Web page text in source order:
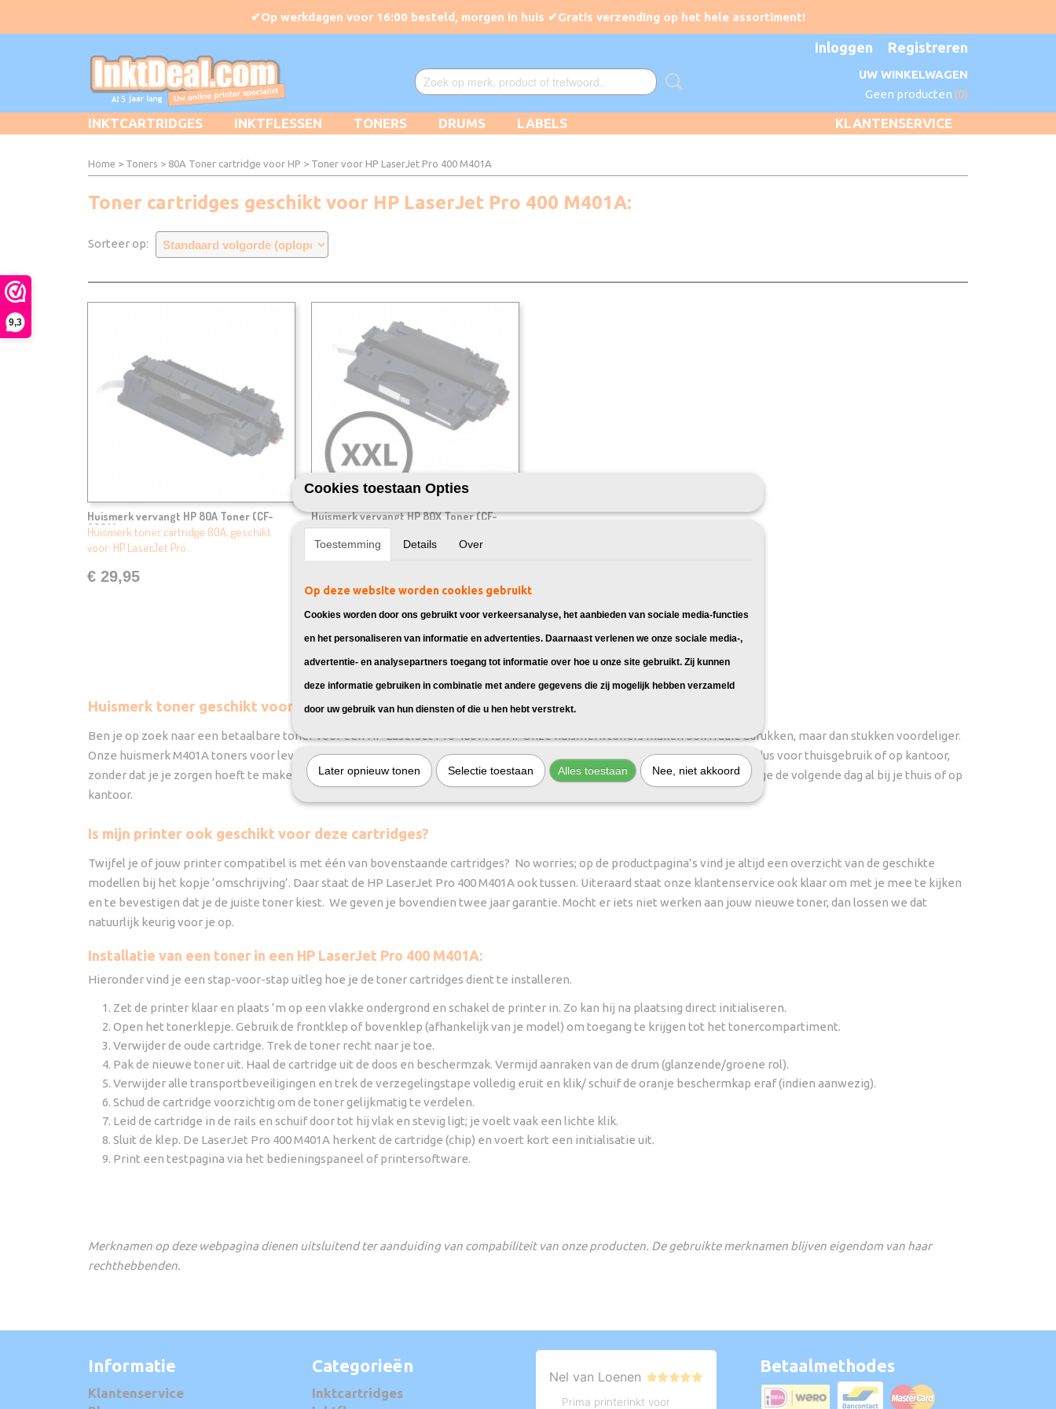
9,3
Inloggen Registreren
UW WINKELWAGEN
Geen producten (0)
KLANTENSERVICE
INKTCARTRIDGES INKTFLESSEN TONERS DRUMS LABELS
Home > Toners > 80A Toner cartridge voor HP > Toner voor HP LaserJet Pro 400 M401A
Toner cartridges geschikt voor HP LaserJet Pro 400 M401A:
Sorteer op:
Huismerk vervangt HP 80A Toner (CF-
280A)
Huismerk toner cartridge 80A, geschikt
voor: HP LaserJet Pro…
€ 29,95
Huismerk vervangt HP 80X Toner (CF-
280X)
Huismerk toner cartridge 80X, geschikt
voor: HP LaserJet Pro…
Huismerk toner geschikt voor HP LaserJet Pro 400 M401A
Ben je op zoek naar een betaalbare toner voor een HP LaserJet Pro 400 M401A? Onze huismerk toners maken ook fraaie adrukken, maar dan stukken voordeliger.
Onze huismerk M401A toners voor leveren tot wel 2500 pagina’s aan heldere, professionele afdrukken in zwart-wit. Perfect dus voor thuisgebruik of op kantoor,
zonder dat je je zorgen hoeft te maken over hoge printkosten. Bestel je voor 16:00 op werkdagen? Dan leveren we de cartridge de volgende dag al bij je thuis of op
kantoor.
Is mijn printer ook geschikt voor deze cartridges?
Twijfel je of jouw printer compatibel is met één van bovenstaande cartridges? No worries; op de productpagina’s vind je altijd een overzicht van de geschikte
modellen bij het kopje ‘omschrijving’. Daar staat de HP LaserJet Pro 400 M401A ook tussen. Uiteraard staat onze klantenservice ook klaar om met je mee te kijken
en te bevestigen dat je de juiste toner kiest. We geven je bovendien twee jaar garantie. Mocht er iets niet werken aan jouw nieuwe toner, dan lossen we dat
natuurlijk keurig voor je op.
Installatie van een toner in een HP LaserJet Pro 400 M401A:
Hieronder vind je een stap-voor-stap uitleg hoe je de toner cartridges dient te installeren.
Zet de printer klaar en plaats ‘m op een vlakke ondergrond en schakel de printer in. Zo kan hij na plaatsing direct initialiseren.
Open het tonerklepje. Gebruik de frontklep of bovenklep (afhankelijk van je model) om toegang te krijgen tot het tonercompartiment.
Verwijder de oude cartridge. Trek de toner recht naar je toe.
Pak de nieuwe toner uit. Haal de cartridge uit de doos en beschermzak. Vermijd aanraken van de drum (glanzende/groene rol).
Verwijder alle transportbeveiligingen en trek de verzegelingstape volledig eruit en klik/ schuif de oranje beschermkap eraf (indien aanwezig).
Schud de cartridge voorzichtig om de toner gelijkmatig te verdelen.
Leid de cartridge in de rails en schuif door tot hij vlak en stevig ligt; je voelt vaak een lichte klik.
Sluit de klep. De LaserJet Pro 400 M401A herkent de cartridge (chip) en voert kort een initialisatie uit.
Print een testpagina via het bedieningspaneel of printersoftware.
Merknamen op deze webpagina dienen uitsluitend ter aanduiding van compabiliteit van onze producten. De gebruikte merknamen blijven eigendom van haar
rechthebbenden.
Informatie
Klantenservice
Categorieën
Inktcartridges
Betaalmethodes
Cookies toestaan Opties
Toestemming Details Over
Op deze website worden cookies gebruikt
Cookies worden door ons gebruikt voor verkeersanalyse, het aanbieden van sociale media-functies
en het personaliseren van informatie en advertenties. Daarnaast verlenen we onze sociale media-,
advertentie- en analysepartners toegang tot informatie over hoe u onze site gebruikt. Zij kunnen
deze informatie gebruiken in combinatie met andere gegevens die zij mogelijk hebben verzameld
door uw gebruik van hun diensten of die u hen hebt verstrekt.
Later opnieuw tonen Selectie toestaan Alles toestaan Nee, niet akkoord